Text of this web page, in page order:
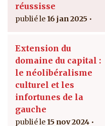
réussisse
16 jan 2025
Extension du
domaine du capital :
le néolibéralisme
culturel et les
infortunes de la
gauche
15 nov 2024